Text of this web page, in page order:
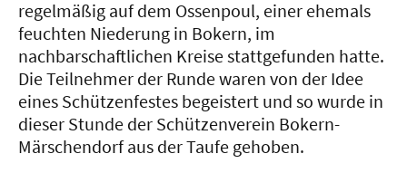
regelmäßig auf dem Ossenpoul, einer ehemals
feuchten Niederung in Bokern, im
nachbarschaftlichen Kreise stattgefunden hatte.
Die Teilnehmer der Runde waren von der Idee
eines Schützenfestes begeistert und so wurde in
dieser Stunde der Schützenverein Bokern-
Märschendorf aus der Taufe gehoben.